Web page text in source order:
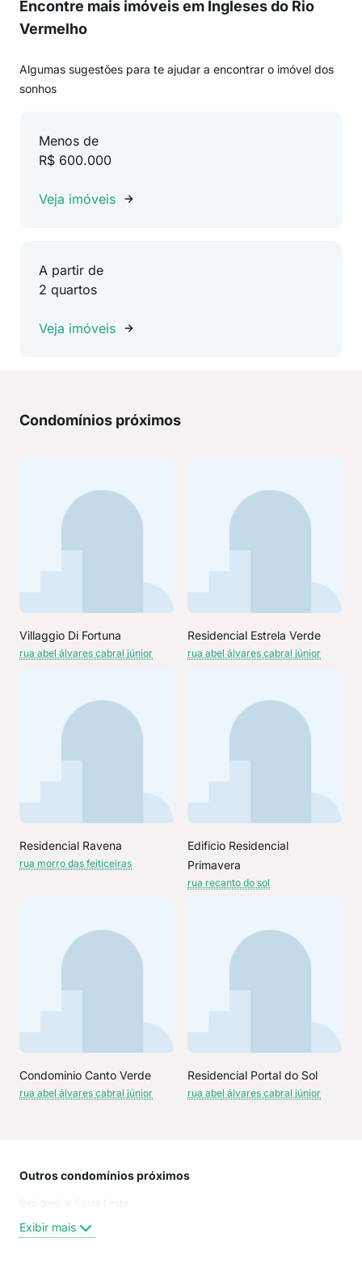
Encontre mais imóveis em Ingleses do Rio
Vermelho
Algumas sugestões para te ajudar a encontrar o imóvel dos
sonhos
Menos de
R$ 600.000
Veja imóveis
A partir de
2 quartos
Veja imóveis
Condomínios próximos
Villaggio Di Fortuna
rua abel álvares cabral júnior
Residencial Estrela Verde
rua abel álvares cabral júnior
Residencial Ravena
rua morro das feiticeiras
Edificio Residencial
Primavera
rua recanto do sol
Condominio Canto Verde
rua abel álvares cabral júnior
Residencial Portal do Sol
rua abel álvares cabral júnior
Outros condomínios próximos
Residencial Costa Leste
Exibir mais